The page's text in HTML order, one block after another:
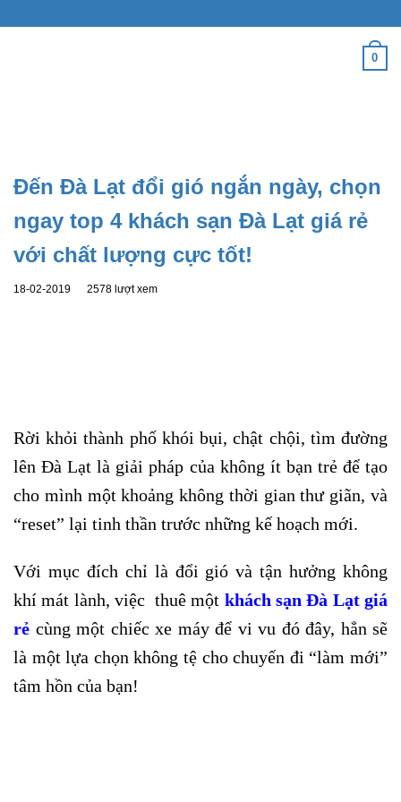
0
Đến Đà Lạt đổi gió ngắn ngày, chọn
ngay top 4 khách sạn Đà Lạt giá rẻ
với chất lượng cực tốt!
18-02-2019 2578 lượt xem
Rời khỏi thành phố khói bụi, chật chội, tìm đường
lên Đà Lạt là giải pháp của không ít bạn trẻ để tạo
cho mình một khoảng không thời gian thư giãn, và
“reset” lại tinh thần trước những kế hoạch mới.
Với mục đích chỉ là đổi gió và tận hưởng không
khí mát lành, việc thuê một khách sạn Đà Lạt giá
rẻ cùng một chiếc xe máy để vi vu đó đây, hẳn sẽ
là một lựa chọn không tệ cho chuyến đi “làm mới”
tâm hồn của bạn!